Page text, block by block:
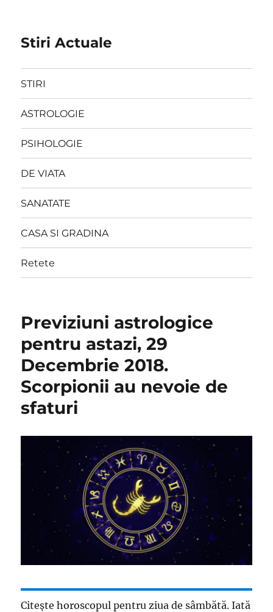
Stiri Actuale
STIRI
ASTROLOGIE
PSIHOLOGIE
DE VIATA
SANATATE
CASA SI GRADINA
Retete
Previziuni astrologice
pentru astazi, 29
Decembrie 2018.
Scorpionii au nevoie de
sfaturi
Citește horoscopul pentru ziua de sâmbătă. Iată